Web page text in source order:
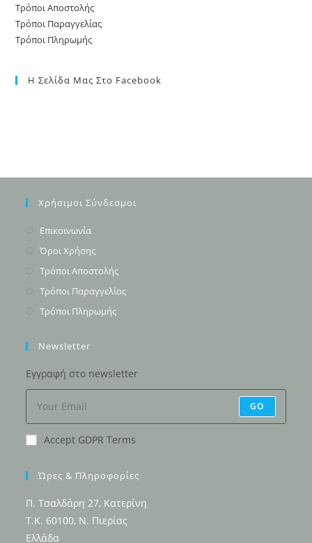
Τρόποι Αποστολής
Τρόποι Παραγγελίας
Τρόποι Πληρωμής
Η Σελίδα Μας Στο Facebook
Χρήσιμοι Σύνδεσμοι
Επικοινωνία
in
tab
Όροι ΧρήσηςOpens
in
tab
Τρόποι ΑποστολήςOpens
in
Τρόποι ΠαραγγελίαςOpens
Τρόποι ΠληρωμήςOpens
tab
Newsletter
Εγγραφή στο newsletter
GO
Accept GDPR Terms
Ώρες & Πληροφορίες
Π. Τσαλδάρη 27, Κατερίνη
Τ.Κ. 60100, Ν. Πιερίας
Ελλάδα